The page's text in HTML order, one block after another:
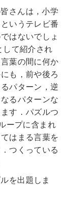
さんは，小学
いうテレビ番
はないでしょ
して紹介され
葉の間に何か
も，前や後ろ
パターン，逆
るパターンな
す．パズルつ
ープに含まれ
はまる言葉を
つくっている
を出題しま